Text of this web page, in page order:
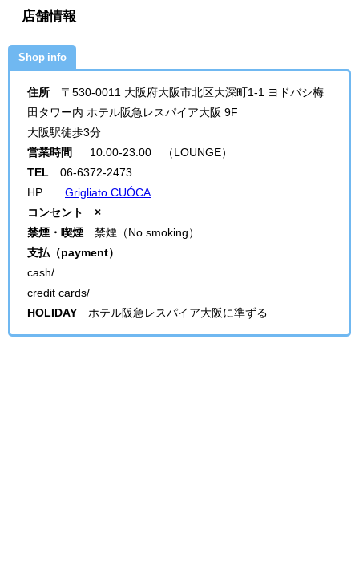
店舗情報
Shop info
住所 〒530-0011 大阪府大阪市北区大深町1-1 ヨドバシ梅
田タワー内 ホテル阪急レスパイア大阪 9F
大阪駅徒歩3分
営業時間
10:00-23:00 （LOUNGE）
TEL 06-6372-2473
HP Grigliato CUÓCA
コンセント ×
禁煙・喫煙 禁煙（No smoking）
支払（payment）
cash/
credit cards/
HOLIDAY ホテル阪急レスパイア大阪に準ずる